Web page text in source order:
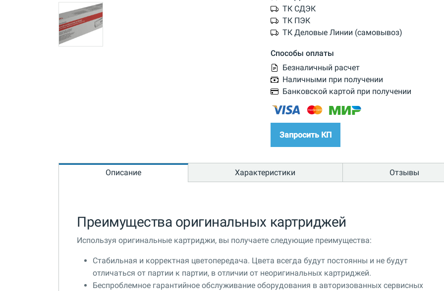
ТК СДЭК
ТК ПЭК
ТК Деловые Линии (самовывоз)
Способы оплаты
Безналичный расчет
Наличными при получении
Банковской картой при получении
Запросить КП
Описание Характеристики Отзывы
Преимущества оригинальных картриджей
Используя оригинальные картриджи, вы получаете следующие преимущества:
Стабильная и корректная цветопередача. Цвета всегда будут постоянны и не будут
отличаться от партии к партии, в отличии от неоригинальных картриджей.
Беспроблемное гарантийное обслуживание оборудования в авторизованных сервисных